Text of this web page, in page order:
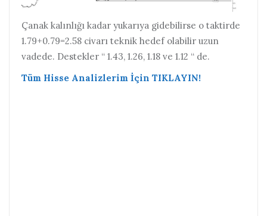
Çanak kalınlığı kadar yukarıya gidebilirse o taktirde
1.79+0.79=2.58 civarı teknik hedef olabilir uzun
vadede. Destekler “ 1.43, 1.26, 1.18 ve 1.12 “ de.
Tüm Hisse Analizlerim İçin TIKLAYIN!